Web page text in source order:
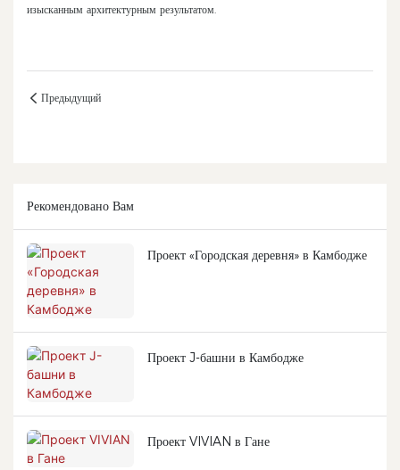
изысканным архитектурным результатом.
Предыдущий
Рекомендовано Вам
Проект «Городская деревня» в Камбодже
Проект J-башни в Камбодже
Проект VIVIAN в Гане